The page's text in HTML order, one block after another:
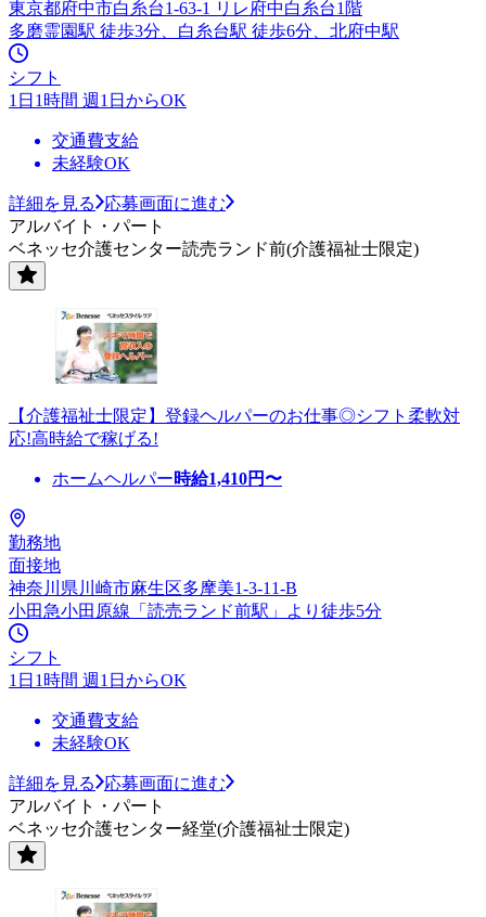
東京都府中市白糸台1-63-1 リレ府中白糸台1階
多磨霊園駅 徒歩3分、白糸台駅 徒歩6分、北府中駅
シフト
1日1時間 週1日からOK
交通費支給
未経験OK
詳細を見る
応募画面に進む
アルバイト・パート
ベネッセ介護センター読売ランド前(介護福祉士限定)
【介護福祉士限定】登録ヘルパーのお仕事◎シフト柔軟対
応!高時給で稼げる!
ホームヘルパー時給1,410円〜
勤務地
面接地
神奈川県川崎市麻生区多摩美1-3-11-B
小田急小田原線「読売ランド前駅」より徒歩5分
シフト
1日1時間 週1日からOK
交通費支給
未経験OK
詳細を見る
応募画面に進む
アルバイト・パート
ベネッセ介護センター経堂(介護福祉士限定)